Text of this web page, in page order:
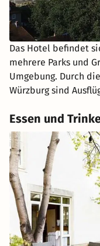
Das Hotel befindet
mehrere Parks und
Umgebung. Durch
Würzburg sind
Essen und